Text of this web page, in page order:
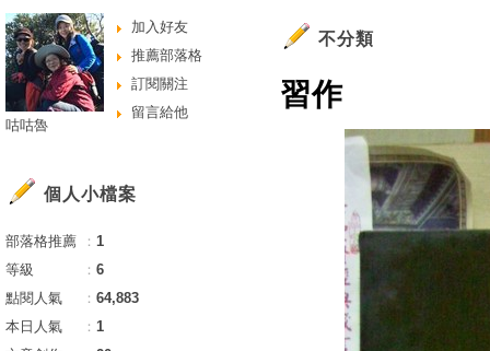
不分類
習作
加入好友
推薦部落格
訂閱關注
留言給他
咕咕魯
個人小檔案
部落格推薦 ： 1
等級
： 6
點閱人氣
： 64,883
本日人氣
： 1